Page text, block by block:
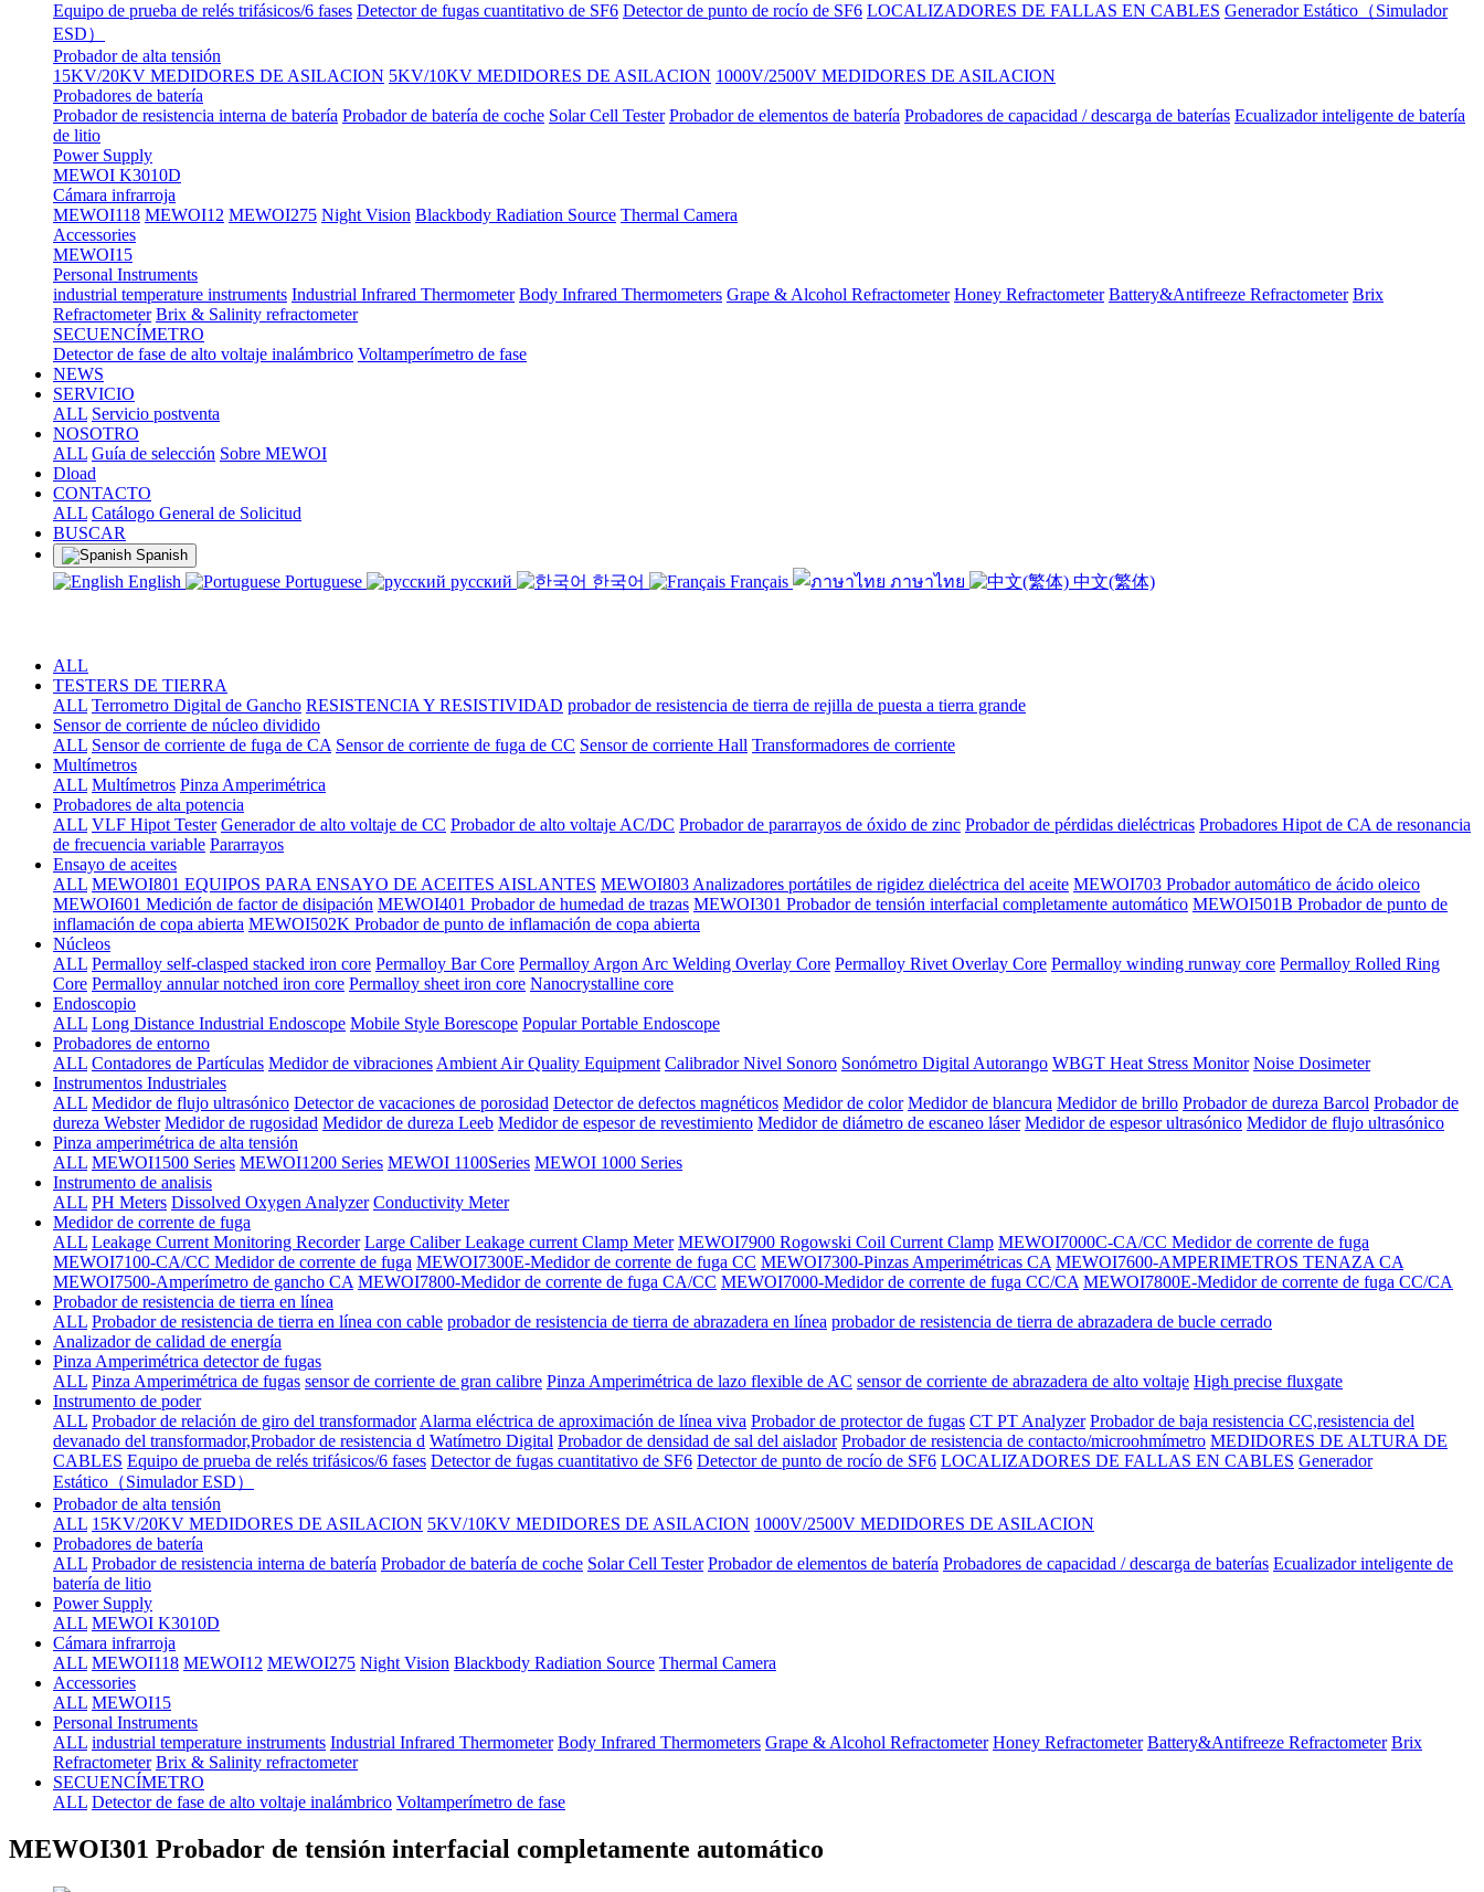
Equipo de prueba de relés trifásicos/6 fases Detector de fugas cuantitativo de SF6 Detector de punto de rocío de SF6 LOCALIZADORES DE FALLAS EN CABLES Generador Estático（Simulador
ESD）
Probador de alta tensión
15KV/20KV MEDIDORES DE ASILACION 5KV/10KV MEDIDORES DE ASILACION 1000V/2500V MEDIDORES DE ASILACION
Probadores de batería
Probador de resistencia interna de batería Probador de batería de coche Solar Cell Tester Probador de elementos de batería Probadores de capacidad / descarga de baterías Ecualizador inteligente de batería
de litio
Power Supply
MEWOI K3010D
Cámara infrarroja
MEWOI118 MEWOI12 MEWOI275 Night Vision Blackbody Radiation Source Thermal Camera
Accessories
MEWOI15
Personal Instruments
industrial temperature instruments Industrial Infrared Thermometer Body Infrared Thermometers Grape & Alcohol Refractometer Honey Refractometer Battery&Antifreeze Refractometer Brix
Refractometer Brix & Salinity refractometer
SECUENCÍMETRO
Detector de fase de alto voltaje inalámbrico Voltamperímetro de fase
NEWS
SERVICIO
ALL Servicio postventa
NOSOTRO
ALL Guía de selección Sobre MEWOI
Dload
CONTACTO
ALL Catálogo General de Solicitud
BUSCAR
Spanish
English Portuguese русский 한국어 Français ภาษาไทย 中文(繁体)
ALL
TESTERS DE TIERRA
ALL Terrometro Digital de Gancho RESISTENCIA Y RESISTIVIDAD probador de resistencia de tierra de rejilla de puesta a tierra grande
Sensor de corriente de núcleo dividido
ALL Sensor de corriente de fuga de CA Sensor de corriente de fuga de CC Sensor de corriente Hall Transformadores de corriente
Multímetros
ALL Multímetros Pinza Amperimétrica
Probadores de alta potencia
ALL VLF Hipot Tester Generador de alto voltaje de CC Probador de alto voltaje AC/DC Probador de pararrayos de óxido de zinc Probador de pérdidas dieléctricas Probadores Hipot de CA de resonancia
de frecuencia variable Pararrayos
Ensayo de aceites
ALL MEWOI801 EQUIPOS PARA ENSAYO DE ACEITES AISLANTES MEWOI803 Analizadores portátiles de rigidez dieléctrica del aceite MEWOI703 Probador automático de ácido oleico
MEWOI601 Medición de factor de disipación MEWOI401 Probador de humedad de trazas MEWOI301 Probador de tensión interfacial completamente automático MEWOI501B Probador de punto de
inflamación de copa abierta MEWOI502K Probador de punto de inflamación de copa abierta
Núcleos
ALL Permalloy self-clasped stacked iron core Permalloy Bar Core Permalloy Argon Arc Welding Overlay Core Permalloy Rivet Overlay Core Permalloy winding runway core Permalloy Rolled Ring
Core Permalloy annular notched iron core Permalloy sheet iron core Nanocrystalline core
Endoscopio
ALL Long Distance Industrial Endoscope Mobile Style Borescope Popular Portable Endoscope
Probadores de entorno
ALL Contadores de Partículas Medidor de vibraciones Ambient Air Quality Equipment Calibrador Nivel Sonoro Sonómetro Digital Autorango WBGT Heat Stress Monitor Noise Dosimeter
Instrumentos Industriales
ALL Medidor de flujo ultrasónico Detector de vacaciones de porosidad Detector de defectos magnéticos Medidor de color Medidor de blancura Medidor de brillo Probador de dureza Barcol Probador de
dureza Webster Medidor de rugosidad Medidor de dureza Leeb Medidor de espesor de revestimiento Medidor de diámetro de escaneo láser Medidor de espesor ultrasónico Medidor de flujo ultrasónico
Pinza amperimétrica de alta tensión
ALL MEWOI1500 Series MEWOI1200 Series MEWOI 1100Series MEWOI 1000 Series
Instrumento de analisis
ALL PH Meters Dissolved Oxygen Analyzer Conductivity Meter
Medidor de corrente de fuga
ALL Leakage Current Monitoring Recorder Large Caliber Leakage current Clamp Meter MEWOI7900 Rogowski Coil Current Clamp MEWOI7000C-CA/CC Medidor de corrente de fuga
MEWOI7100-CA/CC Medidor de corrente de fuga MEWOI7300E-Medidor de corrente de fuga CC MEWOI7300-Pinzas Amperimétricas CA MEWOI7600-AMPERIMETROS TENAZA CA
MEWOI7500-Amperímetro de gancho CA MEWOI7800-Medidor de corrente de fuga CA/CC MEWOI7000-Medidor de corrente de fuga CC/CA MEWOI7800E-Medidor de corrente de fuga CC/CA
Probador de resistencia de tierra en línea
ALL Probador de resistencia de tierra en línea con cable probador de resistencia de tierra de abrazadera en línea probador de resistencia de tierra de abrazadera de bucle cerrado
Analizador de calidad de energía
Pinza Amperimétrica detector de fugas
ALL Pinza Amperimétrica de fugas sensor de corriente de gran calibre Pinza Amperimétrica de lazo flexible de AC sensor de corriente de abrazadera de alto voltaje High precise fluxgate
Instrumento de poder
ALL Probador de relación de giro del transformador Alarma eléctrica de aproximación de línea viva Probador de protector de fugas CT PT Analyzer Probador de baja resistencia CC,resistencia del
devanado del transformador,Probador de resistencia d Watímetro Digital Probador de densidad de sal del aislador Probador de resistencia de contacto/microohmímetro MEDIDORES DE ALTURA DE
CABLES Equipo de prueba de relés trifásicos/6 fases Detector de fugas cuantitativo de SF6 Detector de punto de rocío de SF6 LOCALIZADORES DE FALLAS EN CABLES Generador
Estático（Simulador ESD）
Probador de alta tensión
ALL 15KV/20KV MEDIDORES DE ASILACION 5KV/10KV MEDIDORES DE ASILACION 1000V/2500V MEDIDORES DE ASILACION
Probadores de batería
ALL Probador de resistencia interna de batería Probador de batería de coche Solar Cell Tester Probador de elementos de batería Probadores de capacidad / descarga de baterías Ecualizador inteligente de
batería de litio
Power Supply
ALL MEWOI K3010D
Cámara infrarroja
ALL MEWOI118 MEWOI12 MEWOI275 Night Vision Blackbody Radiation Source Thermal Camera
Accessories
ALL MEWOI15
Personal Instruments
ALL industrial temperature instruments Industrial Infrared Thermometer Body Infrared Thermometers Grape & Alcohol Refractometer Honey Refractometer Battery&Antifreeze Refractometer Brix
Refractometer Brix & Salinity refractometer
SECUENCÍMETRO
ALL Detector de fase de alto voltaje inalámbrico Voltamperímetro de fase
MEWOI301 Probador de tensión interfacial completamente automático